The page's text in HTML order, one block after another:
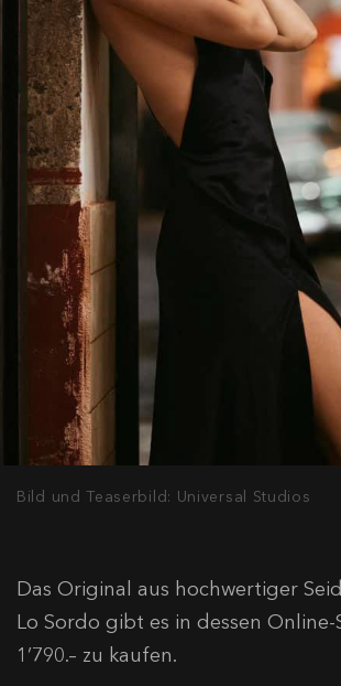
Bild und Teaserbild: Universal Studios
Das Original aus hochwertiger
Lo Sordo gibt es in dessen
1’790.– zu kaufen.